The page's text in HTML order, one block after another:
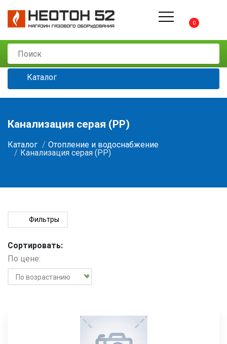
0
Каталог
Канализация серая (РР)
Каталог
Отопление и водоснабжение
Канализация серая (РР)
Фильтры
Сортировать:
По цене: